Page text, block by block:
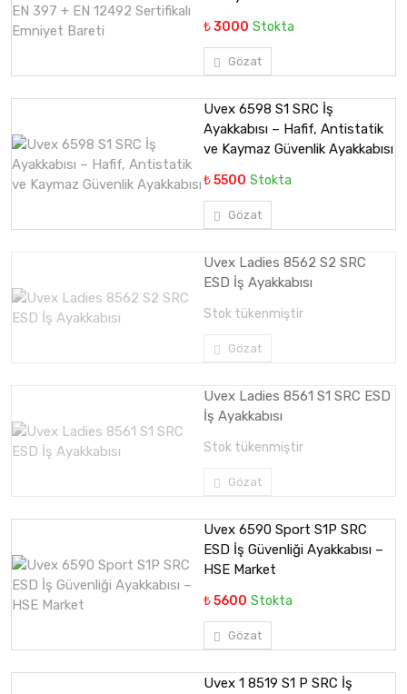
₺ 3000 Stokta
Gözat
Uvex 6598 S1 SRC İş
Ayakkabısı – Hafif, Antistatik
ve Kaymaz Güvenlik Ayakkabısı
₺ 5500 Stokta
Gözat
Uvex Ladies 8562 S2 SRC
ESD İş Ayakkabısı
Stok tükenmiştir
Gözat
Uvex Ladies 8561 S1 SRC ESD
İş Ayakkabısı
Stok tükenmiştir
Gözat
Uvex 6590 Sport S1P SRC
ESD İş Güvenliği Ayakkabısı –
HSE Market
₺ 5600 Stokta
Gözat
Uvex 1 8519 S1 P SRC İş